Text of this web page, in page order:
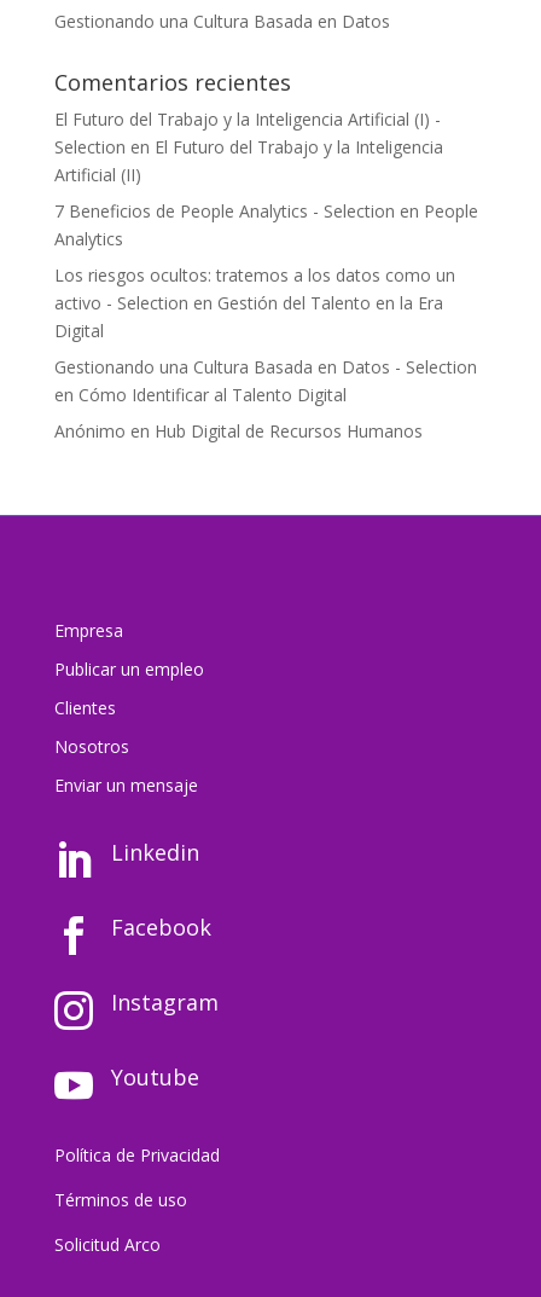
Gestionando una Cultura Basada en Datos
Comentarios recientes
El Futuro del Trabajo y la Inteligencia Artificial (I) -
Selection en El Futuro del Trabajo y la Inteligencia
Artificial (II)
7 Beneficios de People Analytics - Selection en People
Analytics
Los riesgos ocultos: tratemos a los datos como un
activo - Selection en Gestión del Talento en la Era
Digital
Gestionando una Cultura Basada en Datos - Selection
en Cómo Identificar al Talento Digital
Anónimo en Hub Digital de Recursos Humanos
Empresa
Publicar un empleo
Clientes
Nosotros
Enviar un mensaje
 Linkedin
 Facebook
 Instagram
 Youtube
Política de Privacidad
Términos de uso
Solicitud Arco